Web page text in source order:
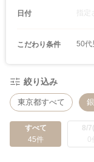
日付 指
こだわり条件 50代
絞り込み
東京都すべて
すべて
45件
8/
0件